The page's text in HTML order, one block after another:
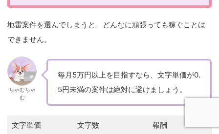
地雷案件を選んでしまうと、どんなに頑張っても稼ぐことは
できません。
ちゃむちゃ
む
毎月5万円以上を目指すなら、文字単価が0.
5円未満の案件は絶対に避けましょう。
文字単価 文字数 報酬